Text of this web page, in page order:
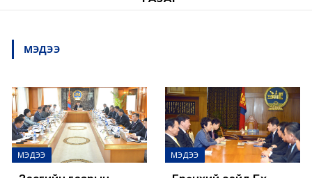
МЭДЭЭ
МЭДЭЭ МЭДЭЭ